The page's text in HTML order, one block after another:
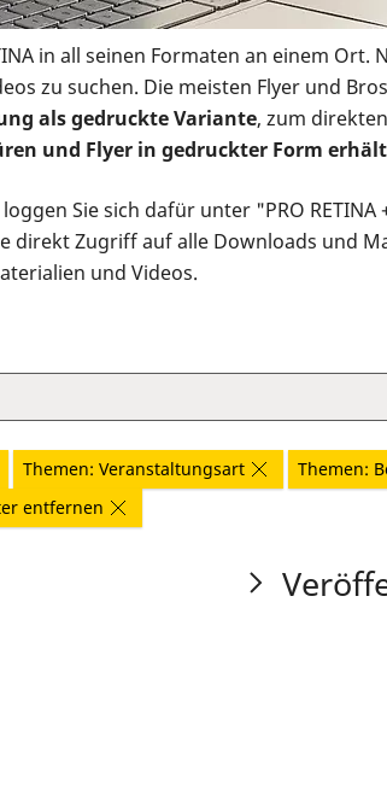
in all seinen Formaten an einem Ort.
zu suchen. Die meisten Flyer und
als gedruckte Variante, zum direkten
und Flyer in gedruckter Form
Sie sich dafür unter "PRO RETINA
direkt Zugriff auf alle Downloads und
und Videos.
Themen: Veranstaltungsart
Themen:
entfernen